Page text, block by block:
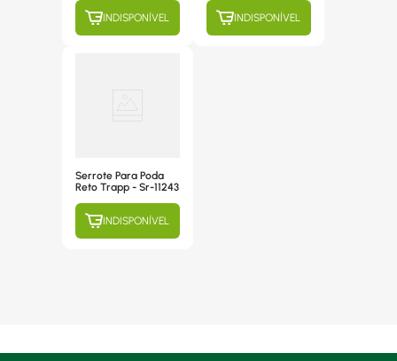
25W
INDISPONÍVEL
INDISPONÍVEL
Serrote Para Poda
Reto Trapp - Sr-11243
INDISPONÍVEL